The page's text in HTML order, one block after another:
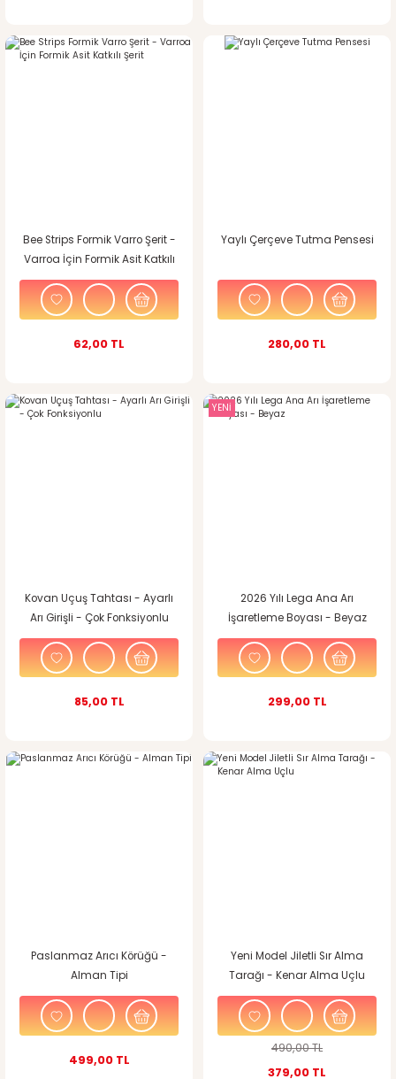
Bee Strips Formik Varro Şerit -
Varroa İçin Formik Asit Katkılı
Şerit
62,00 TL
Yaylı Çerçeve Tutma Pensesi
280,00 TL
Kovan Uçuş Tahtası - Ayarlı
Arı Girişli - Çok Fonksiyonlu
85,00 TL
YENİ
2026 Yılı Lega Ana Arı
İşaretleme Boyası - Beyaz
299,00 TL
Paslanmaz Arıcı Körüğü -
Alman Tipi
499,00 TL
%23
Yeni Model Jiletli Sır Alma
Tarağı - Kenar Alma Uçlu
490,00 TL
379,00 TL